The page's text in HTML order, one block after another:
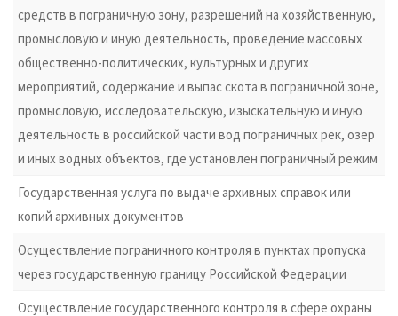
средств в пограничную зону, разрешений на хозяйственную,
промысловую и иную деятельность, проведение массовых
общественно-политических, культурных и других
мероприятий, содержание и выпас скота в пограничной зоне,
промысловую, исследовательскую, изыскательную и иную
деятельность в российской части вод пограничных рек, озер
и иных водных объектов, где установлен пограничный режим
Государственная услуга по выдаче архивных справок или
копий архивных документов
Осуществление пограничного контроля в пунктах пропуска
через государственную границу Российской Федерации
Осуществление государственного контроля в сфере охраны